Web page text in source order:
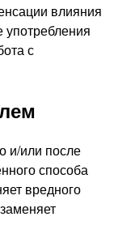
влияния
с
и/или после
способа
вредного